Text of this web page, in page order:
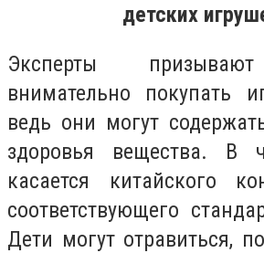
детских
Эксперты
внимательно покупать
ведь они могут
здоровья вещества. В
касается китайского
соответствующего
Дети могут отравиться,